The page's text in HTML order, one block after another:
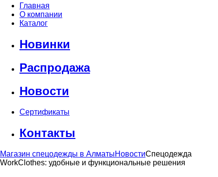
Главная
О компании
Каталог
Новинки
Распродажа
Новости
Сертификаты
Контакты
Магазин спецодежды в АлматыНовостиСпецодежда
WorkClothes: удобные и функциональные решения